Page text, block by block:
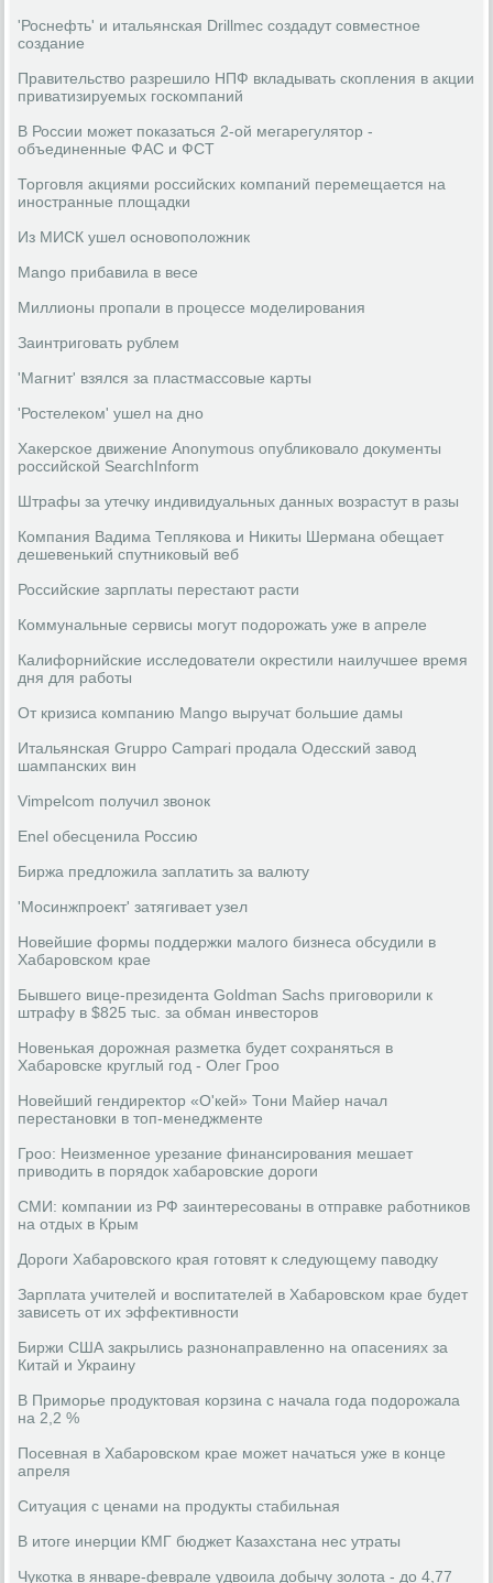
'Роснефть' и итальянская Drillmec создадут совместное
создание
Правительство разрешило НПФ вкладывать скопления в акции
приватизируемых госкомпаний
В России может показаться 2-ой мегарегулятор -
объединенные ФАС и ФСТ
Торговля акциями российских компаний перемещается на
иностранные площадки
Из МИСК ушел основоположник
Mango прибавила в весе
Миллионы пропали в процессе моделирования
Заинтриговать рублем
'Магнит' взялся за пластмассовые карты
'Ростелеком' ушел на дно
Хакерское движение Anonymous опубликовало документы
российской SearchInform
Штрафы за утечку индивидуальных данных возрастут в разы
Компания Вадима Теплякова и Никиты Шермана обещает
дешевенький спутниковый веб
Российские зарплаты перестают расти
Коммунальные сервисы могут подорожать уже в апреле
Калифорнийские исследователи окрестили наилучшее время
дня для работы
От кризиса компанию Mango выручат большие дамы
Итальянская Gruppo Campari продала Одесский завод
шампанских вин
Vimpelcom получил звонок
Enel обесценила Россию
Биржа предложила заплатить за валюту
'Мосинжпроект' затягивает узел
Новейшие формы поддержки малого бизнеса обсудили в
Хабаровском крае
Бывшего вице-президента Goldman Sachs приговорили к
штрафу в $825 тыс. за обман инвесторов
Новенькая дорожная разметка будет сохраняться в
Хабаровске круглый год - Олег Гроо
Новейший гендиректор «О'кей» Тони Майер начал
перестановки в топ-менеджменте
Гроо: Неизменное урезание финансирования мешает
приводить в порядок хабаровские дороги
СМИ: компании из РФ заинтересованы в отправке работников
на отдых в Крым
Дороги Хабаровского края готовят к следующему паводку
Зарплата учителей и воспитателей в Хабаровском крае будет
зависеть от их эффективности
Биржи США закрылись разнонаправленно на опасениях за
Китай и Украину
В Приморье продуктовая корзина с начала года подорожала
на 2,2 %
Посевная в Хабаровском крае может начаться уже в конце
апреля
Ситуация с ценами на продукты стабильная
В итоге инерции КМГ бюджет Казахстана нес утраты
Чукотка в январе-феврале удвоила добычу золота - до 4,77